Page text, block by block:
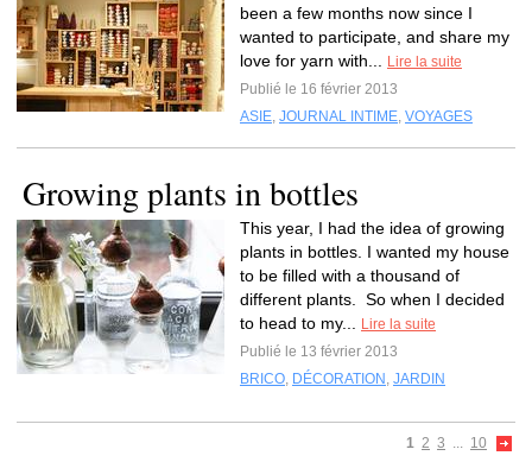
been a few months now since I
wanted to participate, and share my
love for yarn with...
Lire la suite
Publié le 16 février 2013
ASIE, JOURNAL INTIME, VOYAGES
Growing plants in bottles
This year, I had the idea of growing
plants in bottles. I wanted my house
to be filled with a thousand of
different plants. So when I decided
to head to my...
Lire la suite
Publié le 13 février 2013
BRICO, DÉCORATION , JARDIN
1 2 3 ... 10